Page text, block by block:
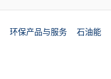
环保产品与服务
石油能